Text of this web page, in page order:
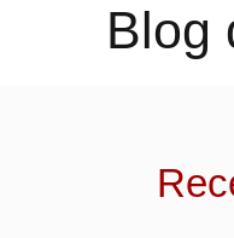
Blog